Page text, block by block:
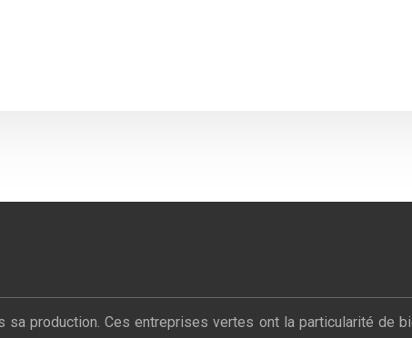
production. Ces entreprises vertes ont la particularité de